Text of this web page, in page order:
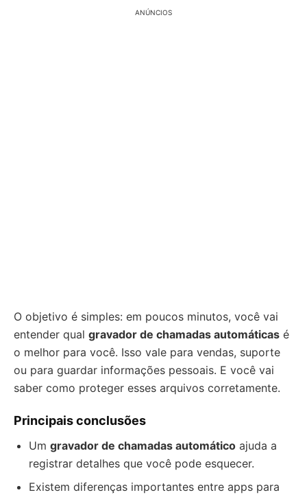
ANÚNCIOS
O objetivo é simples: em poucos minutos, você vai
entender qual gravador de chamadas automáticas é
o melhor para você. Isso vale para vendas, suporte
ou para guardar informações pessoais. E você vai
saber como proteger esses arquivos corretamente.
Principais conclusões
Um gravador de chamadas automático ajuda a
registrar detalhes que você pode esquecer.
Existem diferenças importantes entre apps para